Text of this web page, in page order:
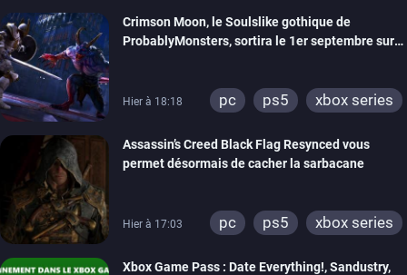
Crimson Moon, le Soulslike gothique de
ProbablyMonsters, sortira le 1er septembre sur
Hier à 18:18 pc ps5 xbox series
Assassin’s Creed Black Flag Resynced vous
permet désormais de cacher la sarbacane
Hier à 17:03 pc ps5 xbox series
Xbox Game Pass : Date Everything!, Sandustry,